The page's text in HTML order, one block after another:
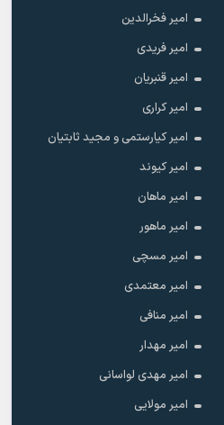
امیر فخرالدین
امیر فریدی
امیر قنبریان
امیر کراری
امیر کیارستمی و مجید ثابتیان
امیر کیوند
امیر ماهان
امیر ماهور
امیر مسچی
امیر معتمدی
امیر منافی
امیر مهدار
امیر مهدی لواسانی
امیر مولایی